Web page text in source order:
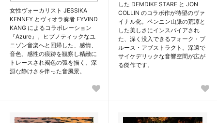
女性ヴォーカリスト JESSIKA
KENNEY とヴィオラ奏者 EYVIND
KANG によるコラボレーション
『Azure』。ヒプノティックなユ
ニゾン音楽へと回帰した、感情、
音色、感性の痕跡を観察し精緻に
トレースされ褐色の弧を描く、深
淵な静けさを伴った音風景。
した DEMDIKE STARE と JON
COLLIN のコラボ作が待望のヴァ
イナル化。ペンニン山脈の荒涼と
した美しさにインスパイアされ
た、深く没入できるフォーク・ブ
ルース・アブストラクト。深遠で
サイケデリックな音響空間が広が
る傑作です。